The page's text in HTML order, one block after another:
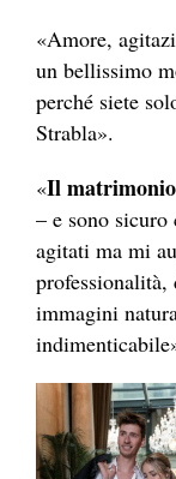
«Amore,
un bellissimo
perché siete
Strabla».
«Il
– e sono sicuro
agitati ma mi
immagini